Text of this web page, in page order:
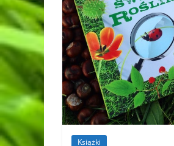
Książki